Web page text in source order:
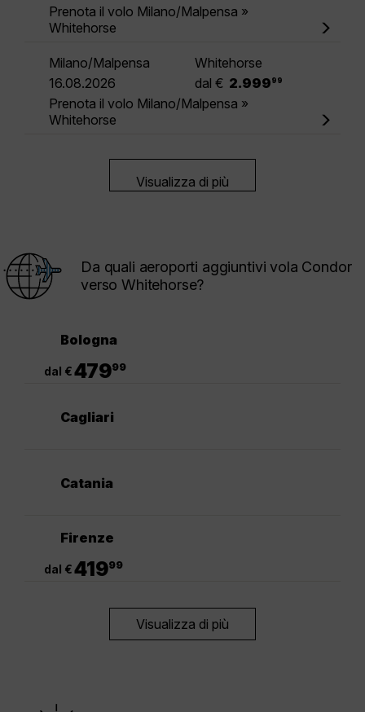
Prenota il volo Milano/Malpensa »
Whitehorse
Milano/Malpensa
Whitehorse
16.08.2026
dal € 2.999 99
Prenota il volo Milano/Malpensa »
Whitehorse
Visualizza di più
Da quali aeroporti aggiuntivi vola Condor
verso Whitehorse?
Bologna
dal €47999
Cagliari
Catania
Firenze
dal €41999
Visualizza di più